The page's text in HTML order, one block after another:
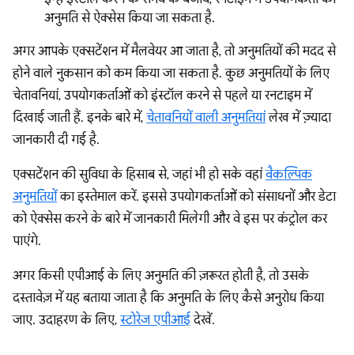
अनुमति से ऐक्सेस किया जा सकता है.
अगर आपके एक्सटेंशन में मैलवेयर आ जाता है, तो अनुमतियों की मदद से
होने वाले नुकसान को कम किया जा सकता है. कुछ अनुमतियों के लिए
चेतावनियां, उपयोगकर्ताओं को इंस्टॉल करने से पहले या रनटाइम में
दिखाई जाती हैं. इनके बारे में, चेतावनियों वाली अनुमतियांलेख में ज़्यादा
जानकारी दी गई है.
एक्सटेंशन की सुविधा के हिसाब से, जहां भी हो सके वहांवैकल्पिक
अनुमतियोंका इस्तेमाल करें. इससे उपयोगकर्ताओं को संसाधनों और डेटा
को ऐक्सेस करने के बारे में जानकारी मिलेगी और वे इस पर कंट्रोल कर
पाएंगे.
अगर किसी एपीआई के लिए अनुमति की ज़रूरत होती है, तो उसके
दस्तावेज़ में यह बताया जाता है कि अनुमति के लिए कैसे अनुरोध किया
जाए. उदाहरण के लिए, स्टोरेज एपीआईदेखें.